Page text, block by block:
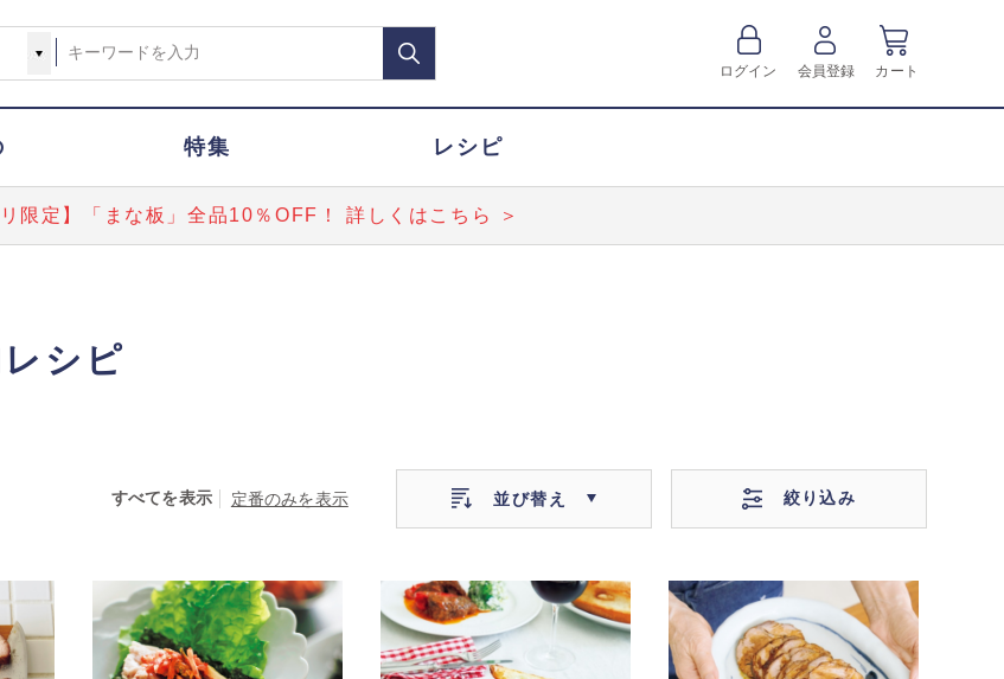
ログイン 会員登録 カート
特集 レシピ
リ限定】「まな板」全品10％OFF！ 詳しくはこちら ＞
シピ
すべてを表示 定番のみを表示 並び替え 絞り込み